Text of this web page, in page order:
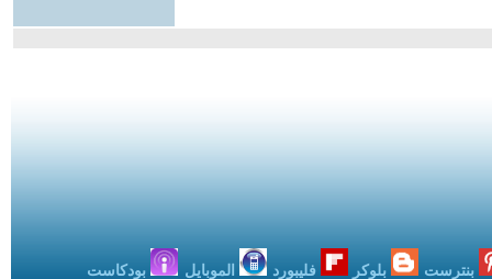
بنترست بلوكر فليبورد الموبايل بودكاست